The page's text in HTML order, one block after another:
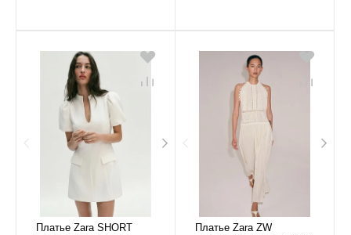
Платье Zara SHORT
Платье Zara ZW